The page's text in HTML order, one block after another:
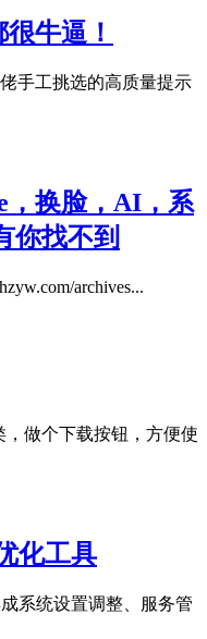
牛逼！
手工挑选的高质量提示
，换脸，AI，系
你找不到
archives...
做个下载按钮，方便使
化工具
系统设置调整、服务管